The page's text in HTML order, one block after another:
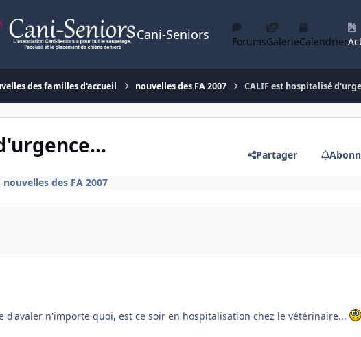
Cani-Seniors ForumsGalerieCalendrier
des familles d'accueil nouvelles des FA 2007 CALIF est hospitalisé
Partager
nouvelles des FA 2007
n'importe quoi, est ce soir en hospitalisation chez le vétérinaire...